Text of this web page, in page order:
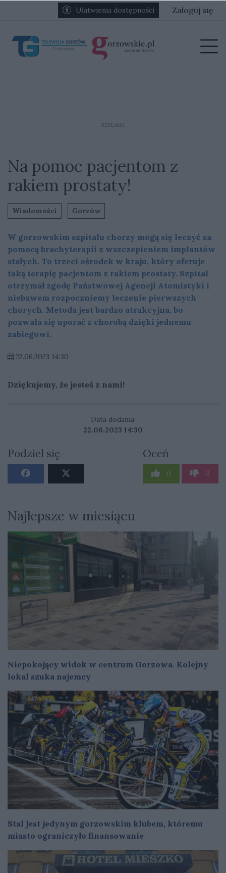
Przejdź do głównych treści
Przejdź do głównego menuUłatwienia dostępności Zaloguj się
REKLAMA
Na pomoc pacjentom z
rakiem prostaty!
Wiadomości Gorzów
W gorzowskim szpitalu chorzy mogą się leczyć za
pomocą brachyterapii z wszczepieniem implantów
stałych. To trzeci ośrodek w kraju, który oferuje
taką terapię pacjentom z rakiem prostaty. Szpital
otrzymał zgodę Państwowej Agencji Atomistyki i
niebawem rozpoczniemy leczenie pierwszych
chorych. Metoda jest bardzo atrakcyjna, bo
pozwala się uporać z chorobą dzięki jednemu
zabiegowi.
22.06.2023 14:30
Dziękujemy, że jesteś z nami!
Data dodania:
22.06.2023 14:30
Podziel się Oceń
0 0
Najlepsze w miesiącu
Niepokojący widok w centrum Gorzowa. Kolejny
lokal szuka najemcy
Stal jest jedynym gorzowskim klubem, któremu
miasto ograniczyło finansowanie